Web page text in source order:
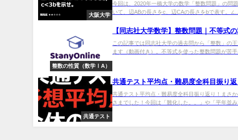
大阪大学
今回は、2020年一橋大学の数学「整数問題」の問
いて、辺ABの長さをc、辺CAの長さをbで表す。∠...
整数の性質（数学ⅠA）
【同志社大学数学】整数問題｜不等式
この記事では同志社大学の過去問から「整数」の
ます（動画付き）。不等式を使った整数問題が苦手
共通テスト
共通テスト平均点・難易度全科目振り
共通テスト平均点・難易度全科目振り返り！まさ
さまでした！今回は「難化した。。」や「平年並み